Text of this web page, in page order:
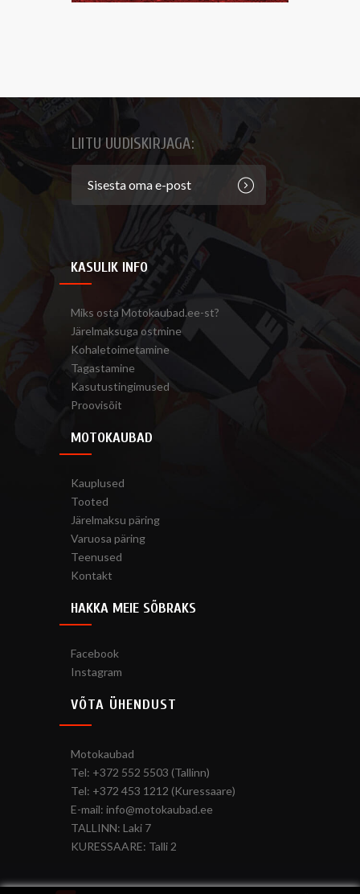
LIITU UUDISKIRJAGA:
KASULIK INFO
Miks osta Motokaubad.ee-st?
Järelmaksuga ostmine
Kohaletoimetamine
Tagastamine
Kasutustingimused
Proovisõit
MOTOKAUBAD
Kauplused
Tooted
Järelmaksu päring
Varuosa päring
Teenused
Kontakt
HAKKA MEIE SÕBRAKS
Facebook
Instagram
VÕTA ÜHENDUST
Motokaubad
Tel: +372 552 5503 (Tallinn)
Tel: +372 453 1212 (Kuressaare)
E-mail: info@motokaubad.ee
TALLINN: Laki 7
KURESSAARE: Talli 2